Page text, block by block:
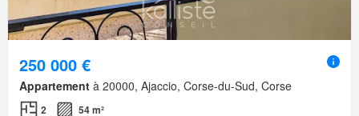
250 000 €
Appartement à 20000, Ajaccio, Corse-du-Sud, Corse
2 54 m²